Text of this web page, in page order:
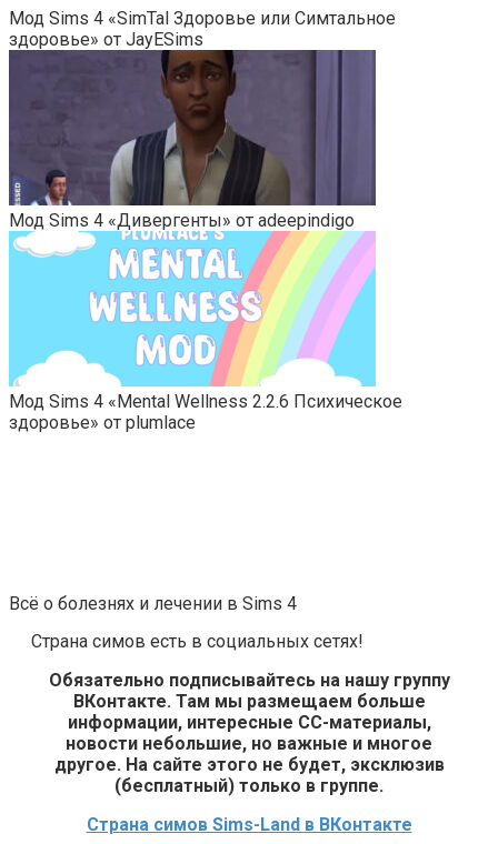
Мод Sims 4 «SimTal Здоровье или Симтальное
здоровье» от JayESims
Мод Sims 4 «Дивергенты» от adeepindigo
Мод Sims 4 «Mental Wellness 2.2.6 Психическое
здоровье» от plumlace
Всё о болезнях и лечении в Sims 4
Страна симов есть в социальных сетях!
Обязательно подписывайтесь на нашу группу
ВКонтакте. Там мы размещаем больше
информации, интересные СС-материалы,
новости небольшие, но важные и многое
другое. На сайте этого не будет, эксклюзив
(бесплатный) только в группе.
Страна симов Sims-Land в ВКонтакте